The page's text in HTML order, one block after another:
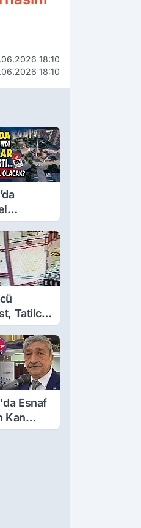
18:10
18:10
Ortaya
Hakediş
Tatilci
Esnaf
Kan
Oda